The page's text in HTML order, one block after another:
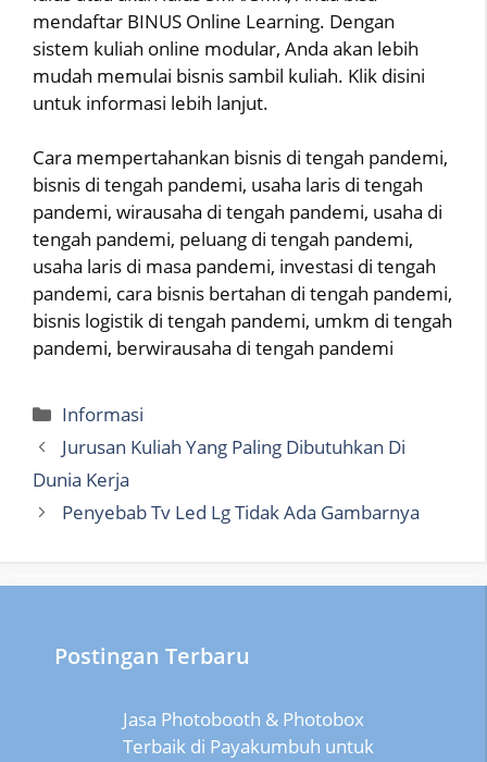
mendaftar BINUS Online Learning. Dengan
sistem kuliah online modular, Anda akan lebih
mudah memulai bisnis sambil kuliah. Klik disini
untuk informasi lebih lanjut.
Cara mempertahankan bisnis di tengah pandemi,
bisnis di tengah pandemi, usaha laris di tengah
pandemi, wirausaha di tengah pandemi, usaha di
tengah pandemi, peluang di tengah pandemi,
usaha laris di masa pandemi, investasi di tengah
pandemi, cara bisnis bertahan di tengah pandemi,
bisnis logistik di tengah pandemi, umkm di tengah
pandemi, berwirausaha di tengah pandemi
Categories
Informasi
Jurusan Kuliah Yang Paling Dibutuhkan Di
Dunia Kerja
Penyebab Tv Led Lg Tidak Ada Gambarnya
Postingan Terbaru
Jasa Photobooth & Photobox
Terbaik di Payakumbuh untuk